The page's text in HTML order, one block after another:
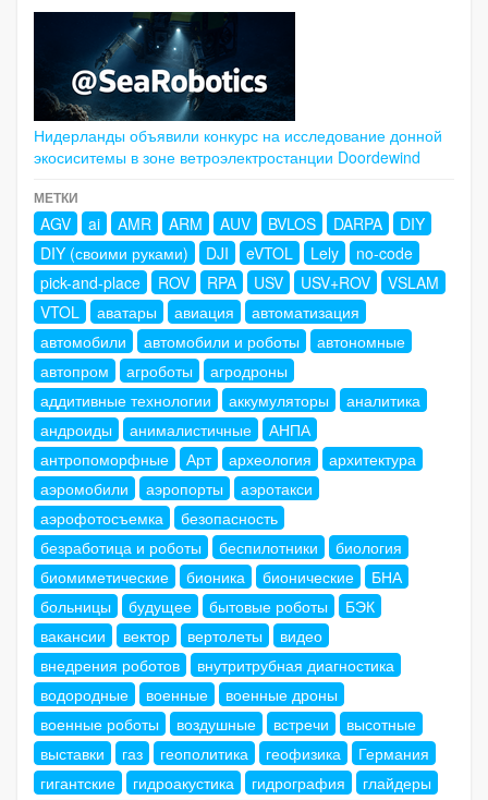
Нидерланды объявили конкурс на исследование донной
экосиситемы в зоне ветроэлектростанции Doordewind
МЕТКИ
AGV ai AMR ARM AUV BVLOS DARPA
DIY
DIY (своими руками)
DJI eVTOL Lely
no-code
pick-and-place
ROV RPA USV USV+ROV
VSLAM
VTOL
аватары авиация
автоматизация
автомобили
автомобили и роботы
автономные
автопром
агроботы
агродроны
аддитивные технологии
аккумуляторы
аналитика
андроиды
анималистичные
АНПА
антропоморфные
Арт археология
архитектура
аэромобили
аэропорты
аэротакси
аэрофотосъемка
безопасность
безработица и роботы
беспилотники
биология
биомиметические
бионика бионические
БНА
больницы
будущее бытовые роботы
БЭК
вакансии
вектор вертолеты
видео
внедрения роботов
внутритрубная диагностика
водородные
военные
военные дроны
военные роботы
воздушные встречи
высотные
выставки
газ геополитика геофизика
Германия
гигантские
гидроакустика гидрография
глайдеры